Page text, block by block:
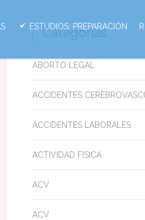
ESTUDIOS: PREPARACIÓN
Categorias
ABORTO LEGAL
ACCIDENTES
ACCIDENTES LABORALES
ACTIVIDAD FISICA
ACV
ACV